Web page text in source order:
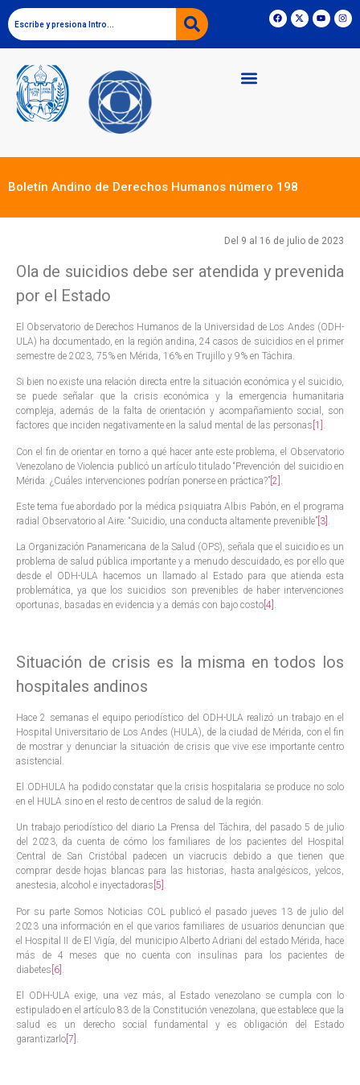
Boletín Andino de Derechos Humanos número 198
Del 9 al 16 de julio de 2023
Ola de suicidios debe ser atendida y prevenida
por el Estado
El Observatorio de Derechos Humanos de la Universidad de Los Andes (ODH-
ULA) ha documentado, en la región andina, 24 casos de suicidios en el primer
semestre de 2023, 75% en Mérida, 16% en Trujillo y 9% en Táchira.
Si bien no existe una relación directa entre la situación económica y el suicidio,
se puede señalar que la crisis económica y la emergencia humanitaria
compleja, además de la falta de orientación y acompañamiento social, son
factores que inciden negativamente en la salud mental de las personas [1] .
Con el fin de orientar en torno a qué hacer ante este problema, el Observatorio
Venezolano de Violencia publicó un artículo titulado “Prevención del suicidio en
Mérida: ¿Cuáles intervenciones podrían ponerse en práctica?” [2]
Este tema fue abordado por la médica psiquiatra Albis Pabón, en el programa
radial Observatorio al Aire: “Suicidio, una conducta altamente prevenible” [3] .
La Organización Panamericana de la Salud (OPS), señala que el suicidio es un
problema de salud pública importante y a menudo descuidado, es por ello que
desde el ODH-ULA hacemos un llamado al Estado para que atienda esta
problemática, ya que los suicidios son prevenibles de haber intervenciones
oportunas, basadas en evidencia y a demás con bajo costo [4] .
Situación de crisis es la misma en todos los
hospitales andinos
Hace 2 semanas el equipo periodístico del ODH-ULA realizó un trabajo en el
Hospital Universitario de Los Andes (HULA), de la ciudad de Mérida, con el fin
de mostrar y denunciar la situación de crisis que vive ese importante centro
asistencial.
El ODHULA ha podido constatar que la crisis hospitalaria se produce no solo
en el HULA sino en el resto de centros de salud de la región.
Un trabajo periodístico del diario La Prensa del Táchira, del pasado 5 de julio
del 2023, da cuenta de cómo los familiares de los pacientes del Hospital
Central de San Cristóbal padecen un viacrucis debido a que tienen que
comprar desde hojas blancas para las historias, hasta analgésicos, yelcos,
anestesia, alcohol e inyectadoras [5] .
Por su parte Somos Noticias COL publicó el pasado jueves 13 de julio del
2023 una información en el que varios familiares de usuarios denuncian que
el Hospital II de El Vigía, del municipio Alberto Adriani del estado Mérida, hace
más de 4 meses que no cuenta con insulinas para los pacientes de
diabetes [6]
El ODH-ULA exige, una vez más, al Estado venezolano se cumpla con lo
estipulado en el artículo 83 de la Constitución venezolana, que establece que la
salud es un derecho social fundamental y es obligación del Estado
garantizarlo [7] .